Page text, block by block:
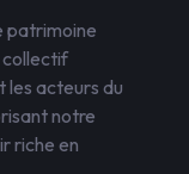
patrimoine
collectif
les acteurs du
notre
riche en